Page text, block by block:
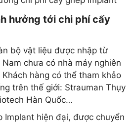
hưởng tới chi phí cấy
bộ vật liệu được nhập từ
chưa có nhà máy nghiên
hàng có thể tham khảo
trên thế giới: Strauman Thụy
Hàn Quốc…
Implant hiện đại, được chuyển